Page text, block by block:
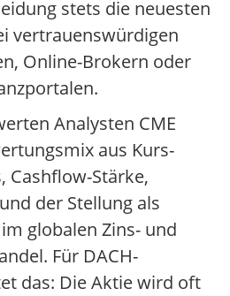
stets die neuesten
vertrauenswürdigen
Online-Brokern oder
Analysten CME
aus Kurs-
Cashflow-Stärke,
der Stellung als
globalen Zins- und
Für DACH-
das: Die Aktie wird oft